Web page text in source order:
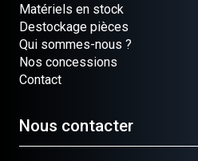
Matériels en stock
Destockage pièces
Qui sommes-nous ?
Nos concessions
Contact
Nous contacter